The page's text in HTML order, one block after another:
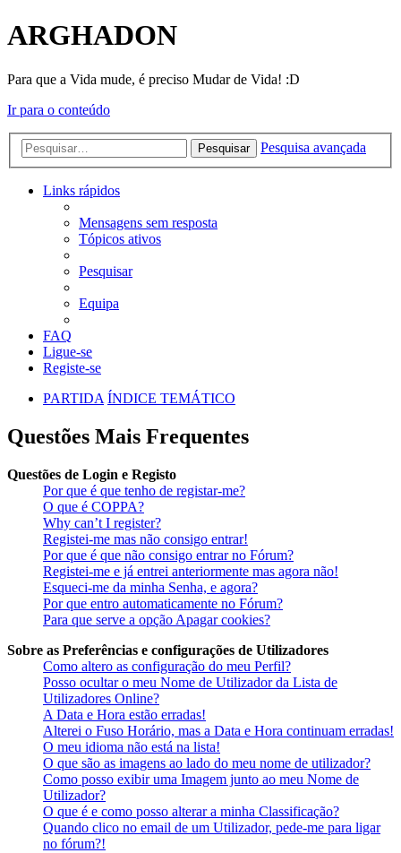
ARGHADON
Para que a Vida mude, é preciso Mudar de Vida! :D
Ir para o conteúdo
Pesquisar Pesquisa avançada
Links rápidos
Mensagens sem resposta
Tópicos ativos
Pesquisar
Equipa
FAQ
Ligue-se
Registe-se
PARTIDA ÍNDICE TEMÁTICO
Questões Mais Frequentes
Questões de Login e Registo
Por que é que tenho de registar-me?
O que é COPPA?
Why can’t I register?
Registei-me mas não consigo entrar!
Por que é que não consigo entrar no Fórum?
Registei-me e já entrei anteriormente mas agora não!
Esqueci-me da minha Senha, e agora?
Por que entro automaticamente no Fórum?
Para que serve a opção Apagar cookies?
Sobre as Preferências e configurações de Utilizadores
Como altero as configuração do meu Perfil?
Posso ocultar o meu Nome de Utilizador da Lista de
Utilizadores Online?
A Data e Hora estão erradas!
Alterei o Fuso Horário, mas a Data e Hora continuam erradas!
O meu idioma não está na lista!
O que são as imagens ao lado do meu nome de utilizador?
Como posso exibir uma Imagem junto ao meu Nome de
Utilizador?
O que é e como posso alterar a minha Classificação?
Quando clico no email de um Utilizador, pede-me para ligar
no fórum?!